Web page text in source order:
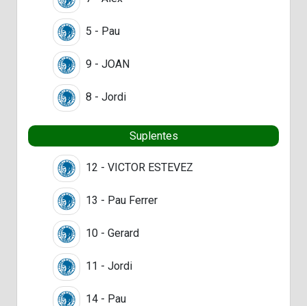
5 - Pau
9 - JOAN
8 - Jordi
Suplentes
12 - VICTOR ESTEVEZ
13 - Pau Ferrer
10 - Gerard
11 - Jordi
14 - Pau